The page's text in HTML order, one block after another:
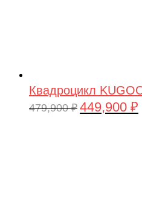
Квадроцикл
479,900₽ 449,900 ₽